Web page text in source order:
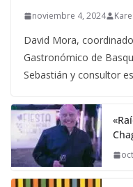
noviembre 4, 2024
David Mora,
Gastronómico de
Sebastián y consultor